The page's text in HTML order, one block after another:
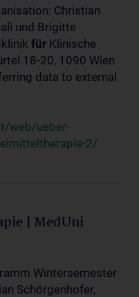
Christian
und Brigitte
für Klinische
18-20, 1090 Wien
data to external
web/ueber-
2/
| MedUni
Wintersemester
Schörgenhofer,